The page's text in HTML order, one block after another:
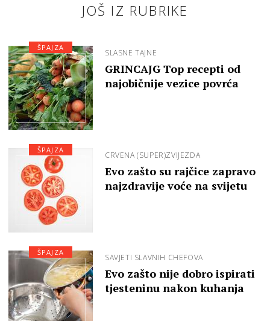
JOŠ IZ RUBRIKE
SLASNE TAJNE
GRINCAJG Top recepti od
najobičnije vezice povrća
ŠPAJZA
CRVENA (SUPER)ZVIJEZDA
Evo zašto su rajčice zapravo
najzdravije voće na svijetu
ŠPAJZA
SAVJETI SLAVNIH CHEFOVA
Evo zašto nije dobro ispirati
tjesteninu nakon kuhanja
ŠPAJZA